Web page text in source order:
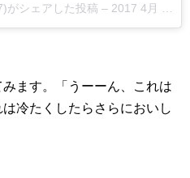
がシェアした投稿 – 2017 4月 19 8:20午前 PDT
ます。「うーーん、これは
冷たくしたらさらにおいし